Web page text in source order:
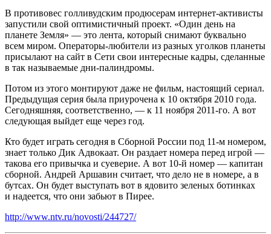
В противовес голливудским продюсерам интернет-активисты
запустили свой оптимистичный проект. «Один день на
планете Земля» — это лента, который снимают буквально
всем миром. Операторы-любители из разных уголков планеты
присылают на сайт в Сети свои интересные кадры, сделанные
в так называемые дни-палиндромы.
Потом из этого монтируют даже не фильм, настоящий сериал.
Предыдущая серия была приурочена к 10 октября 2010 года.
Сегодняшняя, соответственно, — к 11 ноября 2011-го. А вот
следующая выйдет еще через год.
Кто будет играть сегодня в Сборной России под 11-м номером,
знает только Дик Адвокаат. Он раздает номера перед игрой —
такова его привычка и суеверие. А вот 10-й номер — капитан
сборной. Андрей Аршавин считает, что дело не в номере, а в
бутсах. Он будет выступать вот в ядовито зеленых ботинках
и надеется, что они забьют в Пирее.
http://www.ntv.ru/novosti/244727/